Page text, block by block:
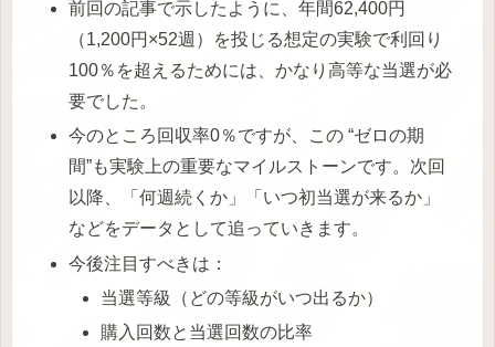
前回の記事で示したように、年間62,400円
（1,200円×52週）を投じる想定の実験で利回り
100％を超えるためには、かなり高等な当選が必
要でした。
今のところ回収率0％ですが、この “ゼロの期
間”も実験上の重要なマイルストーンです。次回
以降、「何週続くか」「いつ初当選が来るか」
などをデータとして追っていきます。
今後注目すべきは：
当選等級（どの等級がいつ出るか）
購入回数と当選回数の比率